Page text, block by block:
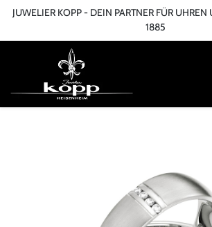
Zum Inhalt springen
JUWELIER KOPP - DEIN PARTNER FÜR
1885